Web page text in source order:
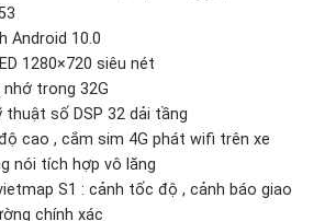
Android 10.0
1280×720 siêu nét
nhớ trong 32G
thuật số DSP 32 dải tầng
cao , cắm sim 4G phát wifi trên xe
nói tích hợp vô lăng
S1 : cảnh tốc độ , cảnh báo giao
chính xác